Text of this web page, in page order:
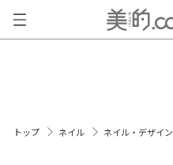
トップ ネイル ネイル・デザイン